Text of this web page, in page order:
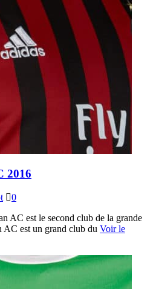
2016
0
AC est le second club de la grande
est un grand club du Voir le